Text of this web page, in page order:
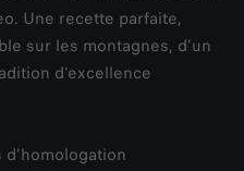
Une recette parfaite,
sur les montagnes, d'un
d'excellence
d'homologation